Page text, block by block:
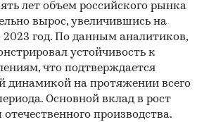
разновозрастного стада
порода) на доращивание в
6месяцев с дальнейшим
молока на
животных в «живом весе»,
в качестве натурального
удобрения для приусадебных
лет объем российского рынка
вырос, увеличившись на
2023 год. По данным аналитиков,
устойчивость к
что подтверждается
динамикой на протяжении всего
Основной вклад в рост
производства.